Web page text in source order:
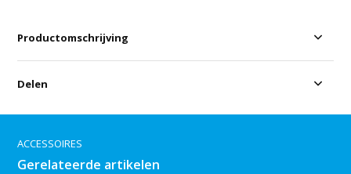
Productomschrijving
Delen
ACCESSOIRES
Gerelateerde artikelen